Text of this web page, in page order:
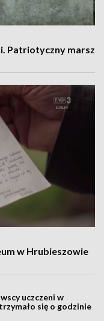
Patriotyczny marsz
w Hrubieszowie
uczczeni w
się o godzinie